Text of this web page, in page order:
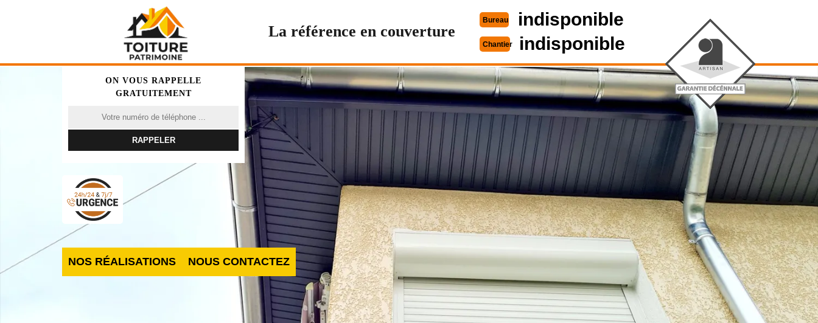
La référence en couverture
Bureau indisponible
Chantier indisponible
ON VOUS RAPPELLE
GRATUITEMENT
NOS RÉALISATIONS NOUS CONTACTEZ